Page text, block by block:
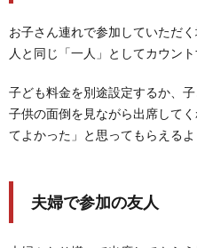
お子さん連れで参加していただ
人と同じ「一人」としてカウン
子ども料金を別途設定するか、
子供の面倒を見ながら出席して
てよかった」と思ってもらえる
夫婦で参加の友人